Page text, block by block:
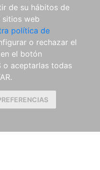
de su hábitos de
sitios web
política de
o rechazar el
el botón
o aceptarlas todas